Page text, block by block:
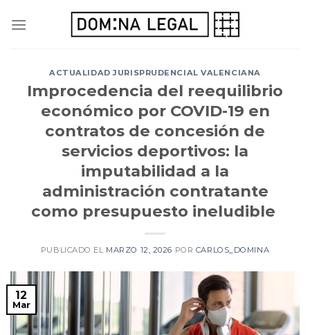
ACTUALIDAD JURISPRUDENCIAL VALENCIANA
Improcedencia del reequilibrio
económico por COVID-19 en
contratos de concesión de
servicios deportivos: la
imputabilidad a la
administración contratante
como presupuesto ineludible
PUBLICADO EL MARZO 12, 2026 POR CARLOS_DOMINA
12
Mar